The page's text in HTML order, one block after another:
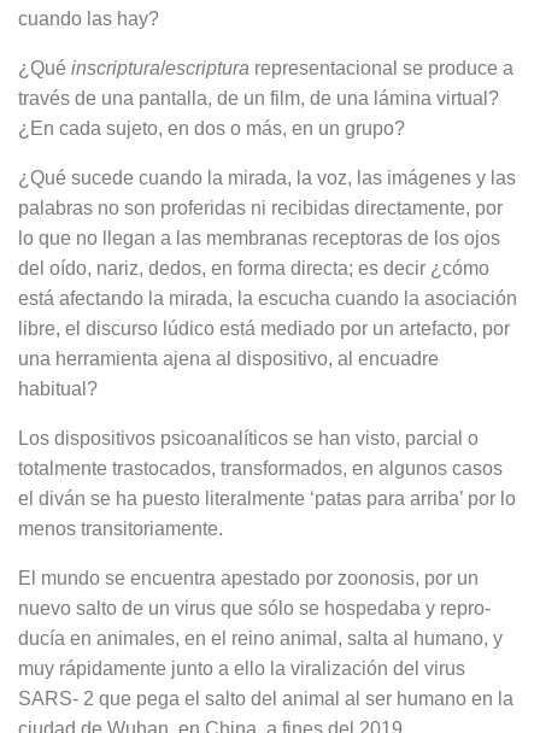
cuando las hay?
¿Qué inscriptura/escriptura represen­tacional se produce a
través de una pantalla, de un film, de una lámina vir­tual?
¿En cada sujeto, en dos o más, en un grupo?
¿Qué sucede cuando la mirada, la voz, las imágenes y las
palabras no son proferidas ni recibidas directamen­te, por
lo que no llegan a las membra­nas receptoras de los ojos
del oído, nariz, dedos, en forma directa; es de­cir ¿cómo
está afectando la mirada, la escucha cuando la asociación
libre, el discurso lúdico está mediado por un artefacto, por
una herramienta ajena al dispositivo, al encuadre
habitual?
Los dispositivos psicoanalíticos se han visto, parcial o
totalmente trasto­cados, transformados, en algunos ca­sos
el diván se ha puesto literalmente ‘patas para arriba’ por lo
menos transi­toriamente.
El mundo se encuentra apestado por zoonosis, por un
nuevo salto de un virus que sólo se hospedaba y repro­
ducía en animales, en el reino ani­mal, salta al humano, y
muy rápida­mente junto a ello la viralización del virus
SARS- 2 que pega el salto del animal al ser humano en la
ciudad de Wuhan, en China, a fines del 2019.